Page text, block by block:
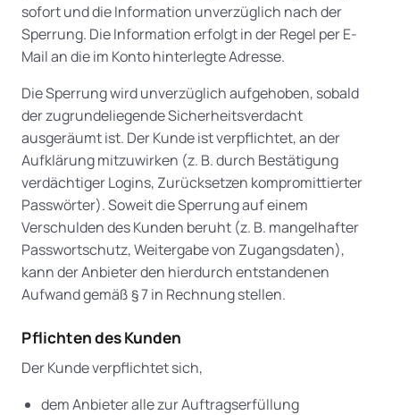
sofort und die Information unverzüglich nach der
Sperrung. Die Information erfolgt in der Regel per E-
Mail an die im Konto hinterlegte Adresse.
Die Sperrung wird unverzüglich aufgehoben, sobald
der zugrundeliegende Sicherheitsverdacht
ausgeräumt ist. Der Kunde ist verpflichtet, an der
Aufklärung mitzuwirken (z. B. durch Bestätigung
verdächtiger Logins, Zurücksetzen kompromittierter
Passwörter). Soweit die Sperrung auf einem
Verschulden des Kunden beruht (z. B. mangelhafter
Passwortschutz, Weitergabe von Zugangsdaten),
kann der Anbieter den hierdurch entstandenen
Aufwand gemäß § 7 in Rechnung stellen.
Pflichten des Kunden
Der Kunde verpflichtet sich,
dem Anbieter alle zur Auftragserfüllung